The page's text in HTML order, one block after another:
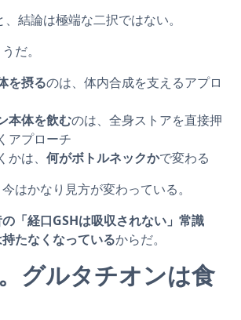
結論は極端な二択ではない。
だ。
を摂るのは、体内合成を支えるアプロ
本体を飲むのは、全身ストアを直接押
アプローチ
は、 何がボトルネックかで変わる
はかなり見方が変わっている。
「経口GSHは吸収されない」常識
たなくなっているからだ。
グルタチオンは食